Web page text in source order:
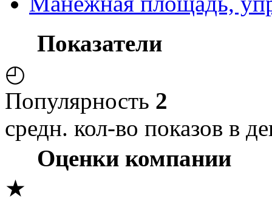
Показатели
◴
Популярность 2
средн. кол-во показов в
Оценки компании
★